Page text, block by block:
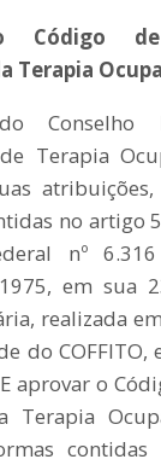
o Código
Terapia
Conselho
Terapia
no artigo
nº
em sua
realizada
do COFFITO,
E aprovar o
Terapia
contidas